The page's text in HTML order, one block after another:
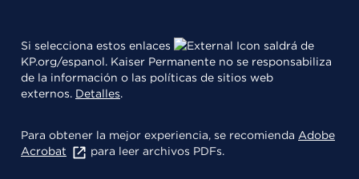
Si selecciona estos enlaces
saldrá de
KP.org/espanol. Kaiser Permanente no se responsabiliza
de la información o las políticas de sitios web
externos. Detalles.
Para obtener la mejor experiencia, se recomienda Adobe
Acrobat
para leer archivos PDFs.